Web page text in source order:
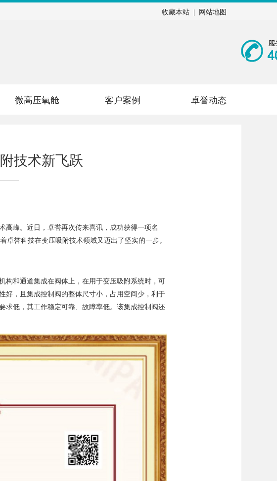
收藏本站 网站地图
微高压氧舱 客户案例 卓誉动态
技术新飞跃
高峰。近日，卓誉再次传来喜讯，成功获得一项名
卓誉科技在变压吸附技术领域又迈出了坚实的一步。
构和通道集成在阀体上，在用于变压吸附系统时，可
好，且集成控制阀的整体尺寸小，占用空间少，利于
求低，其工作稳定可靠、故障率低。该集成控制阀还